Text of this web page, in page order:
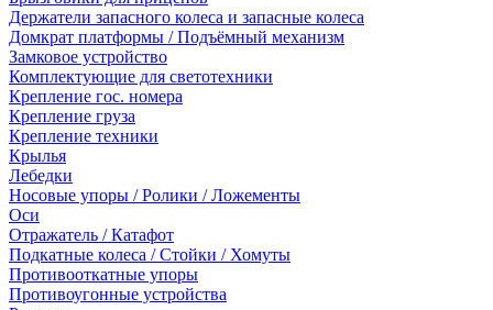
Держатели запасного колеса и запасные колеса
Домкрат платформы / Подъёмный механизм
Замковое устройство
Комплектующие для светотехники
Крепление гос. номера
Крепление груза
Крепление техники
Крылья
Лебедки
Носовые упоры / Ролики / Ложементы
Оси
Отражатель / Катафот
Подкатные колеса / Стойки / Хомуты
Противооткатные упоры
Противоугонные устройства